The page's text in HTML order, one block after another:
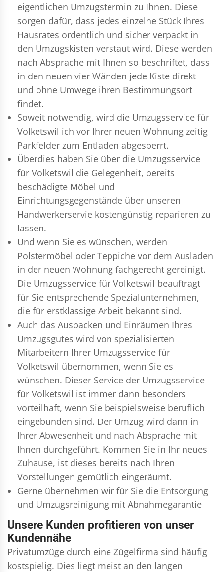
eigentlichen Umzugstermin zu Ihnen. Diese
sorgen dafür, dass jedes einzelne Stück Ihres
Hausrates ordentlich und sicher verpackt in
den Umzugskisten verstaut wird. Diese werden
nach Absprache mit Ihnen so beschriftet, dass
in den neuen vier Wänden jede Kiste direkt
und ohne Umwege ihren Bestimmungsort
findet.
Soweit notwendig, wird die Umzugsservice für
Volketswil ich vor Ihrer neuen Wohnung zeitig
Parkfelder zum Entladen abgesperrt.
Überdies haben Sie über die Umzugsservice
für Volketswil die Gelegenheit, bereits
beschädigte Möbel und
Einrichtungsgegenstände über unseren
Handwerkerservie kostengünstig reparieren zu
lassen.
Und wenn Sie es wünschen, werden
Polstermöbel oder Teppiche vor dem Ausladen
in der neuen Wohnung fachgerecht gereinigt.
Die Umzugsservice für Volketswil beauftragt
für Sie entsprechende Spezialunternehmen,
die für erstklassige Arbeit bekannt sind.
Auch das Auspacken und Einräumen Ihres
Umzugsgutes wird von spezialisierten
Mitarbeitern Ihrer Umzugsservice für
Volketswil übernommen, wenn Sie es
wünschen. Dieser Service der Umzugsservice
für Volketswil ist immer dann besonders
vorteilhaft, wenn Sie beispielsweise beruflich
eingebunden sind. Der Umzug wird dann in
Ihrer Abwesenheit und nach Absprache mit
Ihnen durchgeführt. Kommen Sie in Ihr neues
Zuhause, ist dieses bereits nach Ihren
Vorstellungen gemütlich eingeräumt.
Gerne übernehmen wir für Sie die Entsorgung
und Umzugsreinigung mit Abnahmegarantie
Unsere Kunden profitieren von unser
Kundennähe
Privatumzüge durch eine Zügelfirma sind häufig
kostspielig. Dies liegt meist an den langen